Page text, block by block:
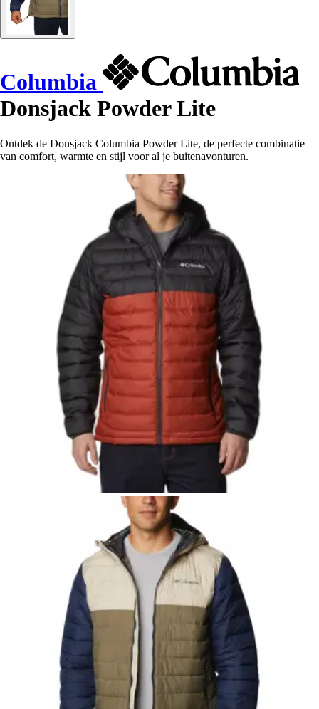
Columbia
Donsjack Powder Lite
Ontdek de Donsjack Columbia Powder Lite, de perfecte combinatie
van comfort, warmte en stijl voor al je buitenavonturen.